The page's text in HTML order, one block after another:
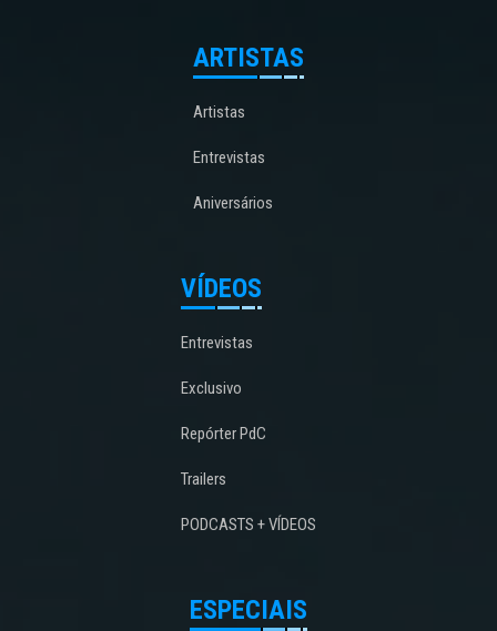
ARTISTAS
Artistas
Entrevistas
Aniversários
VÍDEOS
Entrevistas
Exclusivo
Repórter PdC
Trailers
PODCASTS + VÍDEOS
ESPECIAIS